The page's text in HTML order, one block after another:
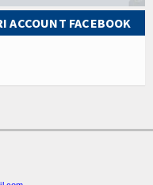
ACCOUNT FACEBOOK